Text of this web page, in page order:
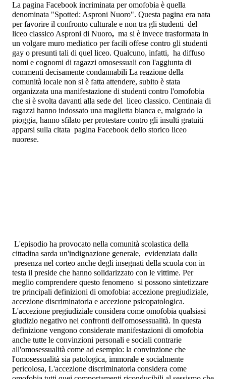
La pagina Facebook incriminata per omofobia è quella
denominata "Spotted: Asproni Nuoro". Questa pagina era nata
per favorire il confronto culturale e non tra gli studenti del
liceo classico Asproni di Nuoro, ma si è invece trasformata in
un volgare muro mediatico per facili offese contro gli studenti
gay o presunti tali di quel liceo. Qualcuno, infatti, ha diffuso
nomi e cognomi di ragazzi omosessuali con l'aggiunta di
commenti decisamente condannabili La reazione della
comunità locale non si è fatta attendere, subito è stata
organizzata una manifestazione di studenti contro l'omofobia
che si è svolta davanti alla sede del liceo classico. Centinaia di
ragazzi hanno indossato una maglietta bianca e, malgrado la
pioggia, hanno sfilato per protestare contro gli insulti gratuiti
apparsi sulla citata pagina Facebook dello storico liceo
nuorese.
L'episodio ha provocato nella comunità scolastica della
cittadina sarda un'indignazione generale, evidenziata dalla
presenza nel corteo anche degli insegnati della scuola con in
testa il preside che hanno solidarizzato con le vittime. Per
meglio comprendere questo fenomeno si possono sintetizzare
tre principali definizioni di omofobia: accezione pregiudiziale,
accezione discriminatoria e accezione psicopatologica.
L'accezione pregiudiziale considera come omofobia qualsiasi
giudizio negativo nei confronti dell'omosessualità. In questa
definizione vengono considerate manifestazioni di omofobia
anche tutte le convinzioni personali e sociali contrarie
all'omosessualità come ad esempio: la convinzione che
l'omosessualità sia patologica, immorale e socialmente
pericolosa, L'accezione discriminatoria considera come